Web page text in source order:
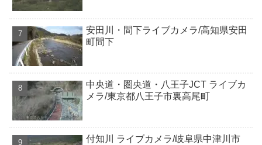
安田川・間下ライブカメラ/高知県安田
町間下
中央道・圏央道・八王子JCT ライブカ
メラ/東京都八王子市裏高尾町
付知川 ライブカメラ/岐阜県中津川市